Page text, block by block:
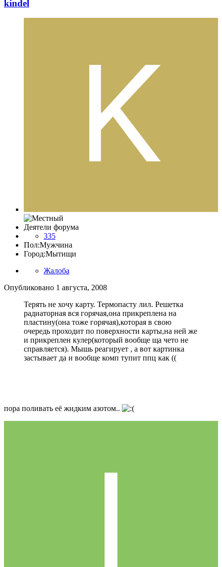
kindel
Деятели форума
335
Пол:Мужчина
Город:Мытищи
Жалоба
Опубликовано 1 августа, 2008
Терять не хочу карту. Термопасту лил. Решетка
радиаторная вся горячая,она прикреплена на
пластину(она тоже горячая),которая в свою
очередь проходит по поверхности карты,на ней же
и прикреплен кулер(который вообще ща чето не
справляется). Мышь реагирует , а вот картинка
застывает да и вообще комп тупит ппц как ((
пора поливать её жидким азотом..